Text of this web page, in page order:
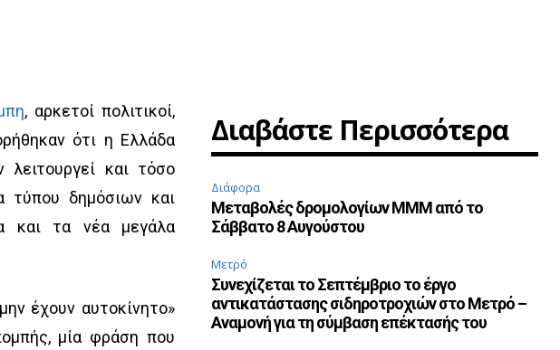
, αρκετοί πολιτικοί,
ότι η Ελλάδα
λειτουργεί και τόσο
τύπου δημόσιων και
και τα νέα μεγάλα
έχουν αυτοκίνητο»
μία φράση που
Διαβάστε Περισσότερα
Διάφορα
Μεταβολές δρομολογίων ΜΜΜ από το
Σάββατο 8 Αυγούστου
Μετρό
Συνεχίζεται το Σεπτέμβριο το έργο
αντικατάστασης σιδηροτροχιών στο Μετρό –
Αναμονή για τη σύμβαση επέκτασής του